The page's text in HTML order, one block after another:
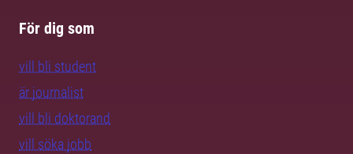
För dig som
vill bli student
är journalist
vill bli doktorand
vill söka jobb